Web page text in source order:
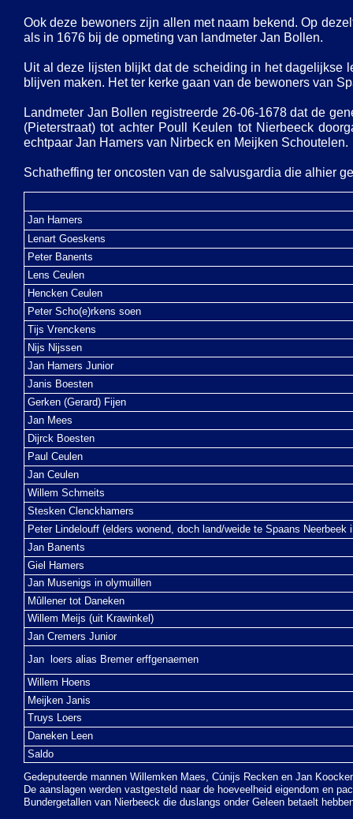
Ook deze bewoners zijn allen met naam bekend. Op
als in 1676 bij de opmeting van landmeter Jan Bollen.
Uit al deze lijsten blijkt dat de scheiding in het dagelijkse
blijven maken. Het ter kerke gaan van de bewoners van
Landmeter Jan Bollen registreerde 26-06-1678 dat de
(Pieterstraat) tot achter Poull Keulen tot Nierbeeck
echtpaar Jan Hamers van Nirbeck en Meijken Schoutelen.
Schatheffing ter oncosten van de salvusgardia die alhier
Jan Hamers
Lenart Goeskens
Peter Banents
Lens Ceulen
Hencken Ceulen
Peter Scho(e)rkens soen
Tijs Vrenckens
Nijs Nijssen
Jan Hamers Junior
Janis Boesten
Gerken (Gerard) Fijen
Jan Mees
Dijrck Boesten
Paul Ceulen
Jan Ceulen
Willem Schmeits
Stesken Clenckhamers
Peter Lindelouff (elders wonend, doch land/weide te Spaans Neerbeek
Jan Banents
Giel Hamers
Jan Musenigs in olymuillen
Mûllener tot Daneken
Willem Meijs (uit Krawinkel)
Jan Cremers Junior
Jan loers alias Bremer erffgenaemen
Willem Hoens
Meijken Janis
Truys Loers
Daneken Leen
Saldo
Gedeputeerde mannen Willemken Maes, Cúnijs Recken en Jan
De aanslagen werden vastgesteld naar de hoeveelheid eigendom en
Bundergetallen van Nierbeeck die duslangs onder Geleen betaelt